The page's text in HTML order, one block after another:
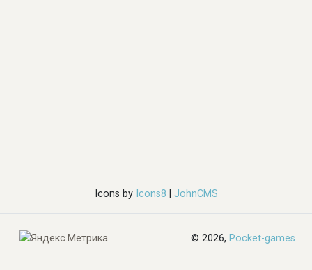
Icons byIcons8 JohnCMS
© 2026, Pocket-games